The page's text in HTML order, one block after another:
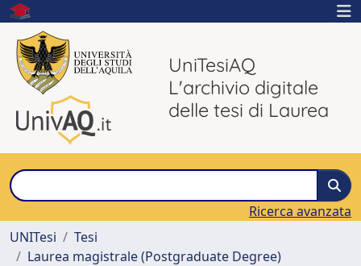
UniTesiAQ
L'archivio digitale
delle tesi di Laurea
Ricerca avanzata
UNITesi
Tesi
Laurea magistrale (Postgraduate Degree)